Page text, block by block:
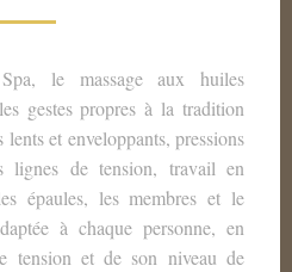
le massage aux huiles
gestes propres à la tradition
et enveloppants, pressions
lignes de tension, travail en
épaules, les membres et le
à chaque personne, en
tension et de son niveau de